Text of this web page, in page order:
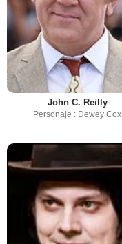
John C. Reilly
Personaje : Dewey Cox